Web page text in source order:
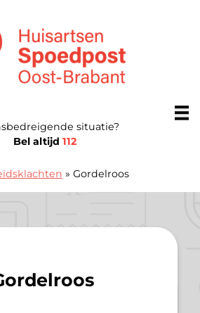
situatie?
Bel altijd 112
» Gordelroos